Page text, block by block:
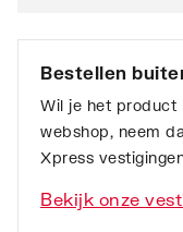
Bestellen
Wil je het product
webshop, neem
Xpress
Bekijk onze